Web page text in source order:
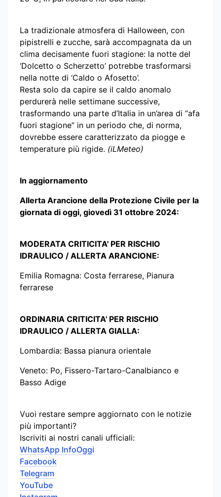
La tradizionale atmosfera di Halloween, con
pipistrelli e zucche, sarà accompagnata da un
clima decisamente fuori stagione: la notte del
‘Dolcetto o Scherzetto’ potrebbe trasformarsi
nella notte di ‘Caldo o Afosetto’.
Resta solo da capire se il caldo anomalo
perdurerà nelle settimane successive,
trasformando una parte d’Italia in un’area di “afa
fuori stagione” in un periodo che, di norma,
dovrebbe essere caratterizzato da piogge e
temperature più rigide. (iLMeteo)
In aggiornamento
Allerta Arancione della Protezione Civile per la
giornata di oggi, giovedì 31 ottobre 2024:
MODERATA CRITICITA' PER RISCHIO
IDRAULICO / ALLERTA ARANCIONE:
Emilia Romagna: Costa ferrarese, Pianura
ferrarese
ORDINARIA CRITICITA' PER RISCHIO
IDRAULICO / ALLERTA GIALLA:
Lombardia: Bassa pianura orientale
Veneto: Po, Fissero-Tartaro-Canalbianco e
Basso Adige
Vuoi restare sempre aggiornato con le notizie
più importanti?
Iscriviti ai nostri canali ufficiali:
WhatsApp InfoOggi
Facebook
Telegram
YouTube